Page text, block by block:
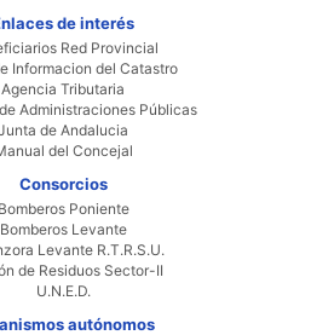
de interés
Red Provincial
Informacion del Catastro
Agencia Tributaria
Administraciones Públicas
de Andalucia
del Concejal
Consorcios
Bomberos Poniente
Bomberos Levante
Levante R.T.R.S.U.
de Residuos Sector-II
U.N.E.D.
autónomos